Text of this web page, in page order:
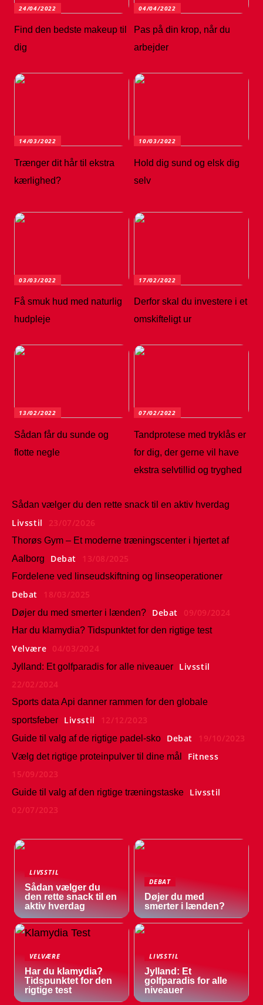
24/04/2022
Find den bedste makeup til
dig
04/04/2022
Pas på din krop, når du
arbejder
14/03/2022
Trænger dit hår til ekstra
kærlighed?
10/03/2022
Hold dig sund og elsk dig
selv
03/03/2022
Få smuk hud med naturlig
hudpleje
17/02/2022
Derfor skal du investere i et
omskifteligt ur
13/02/2022
Sådan får du sunde og
flotte negle
07/02/2022
Tandprotese med tryklås er
for dig, der gerne vil have
ekstra selvtillid og tryghed
Sådan vælger du den rette snack til en aktiv hverdag
Livsstil 23/07/2026
Thorøs Gym – Et moderne træningscenter i hjertet af
Aalborg
Debat 13/08/2025
Fordelene ved linseudskiftning og linseoperationer
Debat 18/03/2025
Døjer du med smerter i lænden? Debat 09/09/2024
Har du klamydia? Tidspunktet for den rigtige test
Velvære 04/03/2024
Jylland: Et golfparadis for alle niveauer
Livsstil
22/02/2024
Sports data Api danner rammen for den globale
sportsfeber
Livsstil 12/12/2023
Guide til valg af de rigtige padel-sko Debat 19/10/2023
Vælg det rigtige proteinpulver til dine mål
Fitness
15/09/2023
Guide til valg af den rigtige træningstaske
Livsstil
02/07/2023
LIVSSTIL
Sådan vælger du
den rette snack til en
aktiv hverdag
DEBAT
Døjer du med
smerter i lænden?
VELVÆRE
Har du klamydia?
Tidspunktet for den
rigtige test
LIVSSTIL
Jylland: Et
golfparadis for alle
niveauer